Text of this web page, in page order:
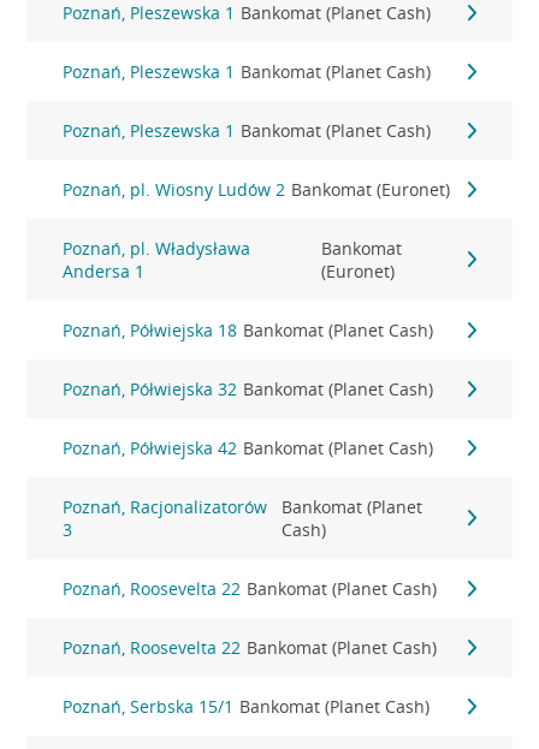
Poznań, Pleszewska 1 Bankomat (Planet Cash)
Poznań, Pleszewska 1 Bankomat (Planet Cash)
Poznań, Pleszewska 1 Bankomat (Planet Cash)
Poznań, pl. Wiosny Ludów 2 Bankomat (Euronet)
Poznań, pl. Władysława
Andersa 1
Bankomat
(Euronet)
Poznań, Półwiejska 18 Bankomat (Planet Cash)
Poznań, Półwiejska 32 Bankomat (Planet Cash)
Poznań, Półwiejska 42 Bankomat (Planet Cash)
Poznań, Racjonalizatorów
3
Bankomat (Planet
Cash)
Poznań, Roosevelta 22 Bankomat (Planet Cash)
Poznań, Roosevelta 22 Bankomat (Planet Cash)
Poznań, Serbska 15/1 Bankomat (Planet Cash)